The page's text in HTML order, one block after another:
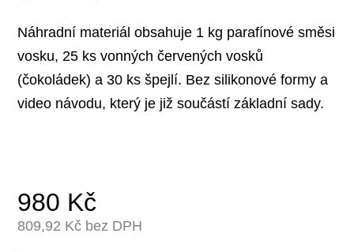
Náhradní materiál obsahuje 1 kg parafínové směsi
vosku, 25 ks vonných červených vosků
(čokoládek) a 30 ks špejlí. Bez silikonové formy a
video návodu, který je již součástí základní sady.
980 Kč
809,92 Kč bez DPH